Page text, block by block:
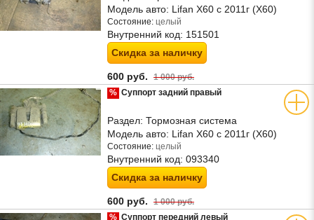
Модель авто: Lifan X60 с 2011г (Х60)
Состояние: целый
Внутренний код: 151501
Скидка за наличку
600 руб. 1 000 руб.
% Суппорт задний правый
Раздел: Тормозная система
Модель авто: Lifan X60 с 2011г (Х60)
Состояние: целый
Внутренний код: 093340
Скидка за наличку
600 руб. 1 000 руб.
% Суппорт передний левый